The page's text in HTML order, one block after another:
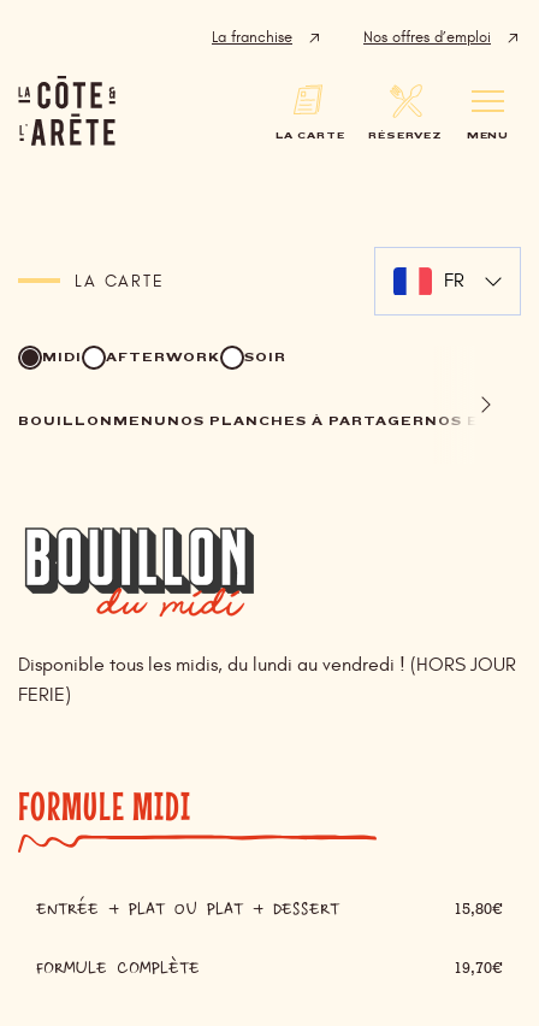
La franchise Nos offres d’emploi
LA CARTE RÉSERVEZ MENU
LA CARTE FR
MIDI AFTERWORK SOIR
BOUILLON MENU NOS PLANCHES À PARTAGER NOS
Disponible tous les midis, du lundi au vendredi ! (HORS JOUR
FERIE)
FORMULE MIDI
ENTRÉE + PLAT ou PLAT + DESSERT 15,80€
FORMULE COMPLÈTE 19,70€